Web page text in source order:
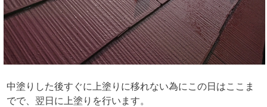
中塗りした後すぐに上塗りに移れない為にこの日はここま
でで、翌日に上塗りを行います。